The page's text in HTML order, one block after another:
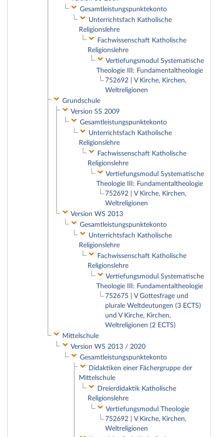
Gesamtleistungspunktekonto
Unterrichtsfach Katholische
Religionslehre
Fachwissenschaft Katholische
Religionslehre
Vertiefungsmodul Systematische
Theologie III: Fundamentaltheologie
752692 | V Kirche, Kirchen,
Weltreligionen
Grundschule
Version SS 2009
Gesamtleistungspunktekonto
Unterrichtsfach Katholische
Religionslehre
Fachwissenschaft Katholische
Religionslehre
Vertiefungsmodul Systematische
Theologie III: Fundamentaltheologie
752692 | V Kirche, Kirchen,
Weltreligionen
Version WS 2013
Gesamtleistungspunktekonto
Unterrichtsfach Katholische
Religionslehre
Fachwissenschaft Katholische
Religionslehre
Vertiefungsmodul Systematische
Theologie III: Fundamentaltheologie
752675 | V Gottesfrage und
plurale Weltdeutungen (3 ECTS)
und V Kirche, Kirchen,
Weltreligionen (2 ECTS)
Mittelschule
Version WS 2013 / 2020
Gesamtleistungspunktekonto
Didaktiken einer Fächergruppe der
Mittelschule
Dreierdidaktik Katholische
Religionslehre
Vertiefungsmodul Theologie
752692 | V Kirche, Kirchen,
Weltreligionen